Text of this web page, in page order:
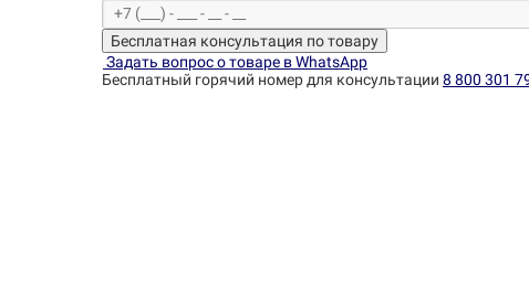
Бесплатная консультация по товару
Задать вопрос о товаре в WhatsApp
Бесплатный горячий номер для консультации 8 800 301